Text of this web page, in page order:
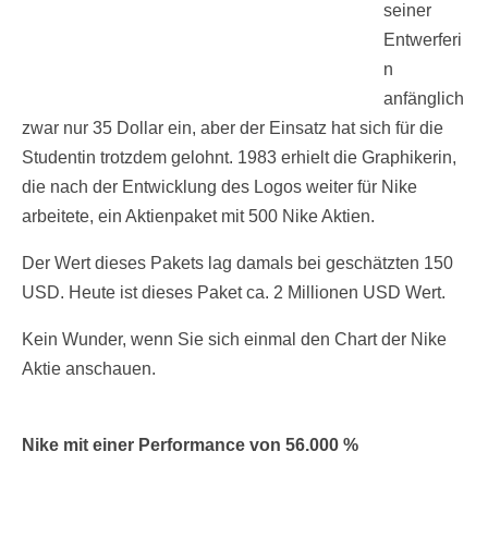
seiner
Entwerferi
n
anfänglich
zwar nur 35 Dollar ein, aber der Einsatz hat sich für die
Studentin trotzdem gelohnt. 1983 erhielt die Graphikerin,
die nach der Entwicklung des Logos weiter für Nike
arbeitete, ein Aktienpaket mit 500 Nike Aktien.
Der Wert dieses Pakets lag damals bei geschätzten 150
USD. Heute ist dieses Paket ca. 2 Millionen USD Wert.
Kein Wunder, wenn Sie sich einmal den Chart der Nike
Aktie anschauen.
Nike mit einer Performance von 56.000 %